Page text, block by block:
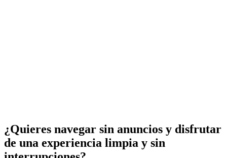
¿Quieres navegar sin anuncios y disfrutar
de una experiencia limpia y sin